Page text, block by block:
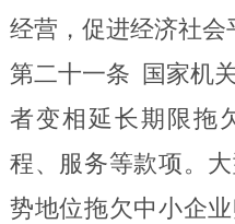
经营，促进经济社会
第二十一条
国家机
者变相延长期限拖
程、服务等款项。 大
势地位拖欠中小企